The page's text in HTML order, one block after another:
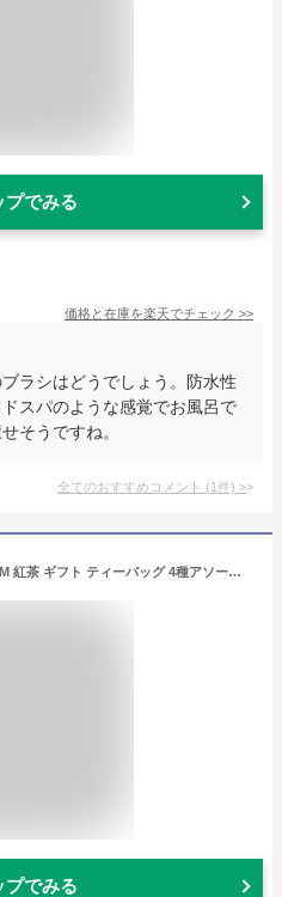
プでみる
価格と在庫を楽天でチェック >>
ラシはどうでしょう。防水性
スパのような感覚でお風呂で
そうですね。
全てのおすすめコメント (1件) >
TEA MOTIVATION PREMIUM 紅茶 ギフト ティーバッグ 4種アソート アールグレイ ダージリン アッサム ももりんご はちみつ付き 11包入 ギフト包装・手提袋付
プでみる